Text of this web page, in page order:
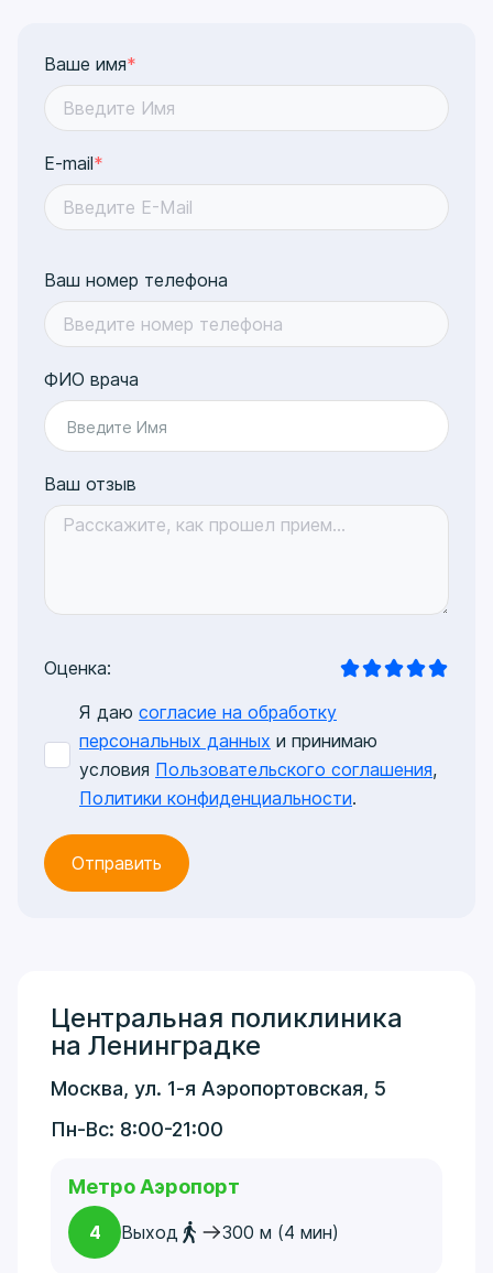
Ваше имя*
E-mail*
Ваш номер телефона
ФИО врача
Введите Имя
Оценка:
Ваш отзыв
Я даю согласие на обработку
персональных данных и принимаю
условия Пользовательского соглашения,
Политики конфиденциальности.
Центральная поликлиника
на Ленинградке
Москва, ул. 1-я Аэропортовская, 5
Пн-Вс: 8:00-21:00
Метро Аэропорт
4 Выход 300 м (4 мин)